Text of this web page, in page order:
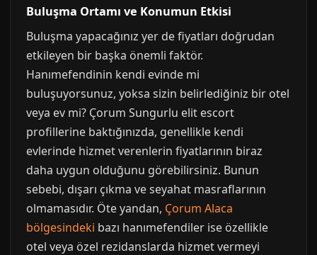
Buluşma Ortamı ve Konumun Etkisi
Buluşma yapacağınız yer de fiyatları doğrudan
etkileyen bir başka önemli faktör.
Hanımefendinin kendi evinde mi
buluşuyorsunuz, yoksa sizin belirlediğiniz bir otel
veya ev mi? Çorum Sungurlu elit escort
profillerine baktığınızda, genellikle kendi
evlerinde hizmet verenlerin fiyatlarının biraz
daha uygun olduğunu görebilirsiniz. Bunun
sebebi, dışarı çıkma ve seyahat masraflarının
olmamasıdır. Öte yandan, Çorum Alaca
bölgesindeki bazı hanımefendiler ise özellikle
otel veya özel rezidanslarda hizmet vermeyi